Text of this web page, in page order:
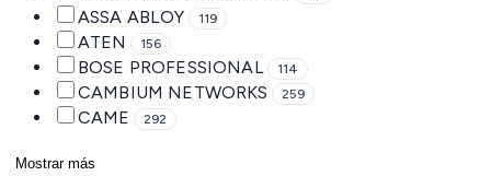
ASSA ABLOY 119
ATEN 156
BOSE PROFESSIONAL 114
CAMBIUM NETWORKS 259
CAME 292
Mostrar más